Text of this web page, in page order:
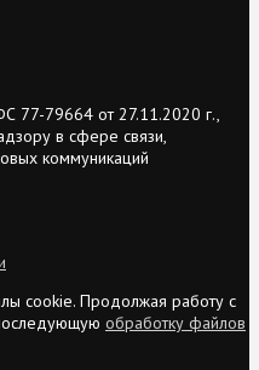
77-79664 от 27.11.2020 г.,
в сфере связи,
коммуникаций
cookie. Продолжая работу с
обработку файлов